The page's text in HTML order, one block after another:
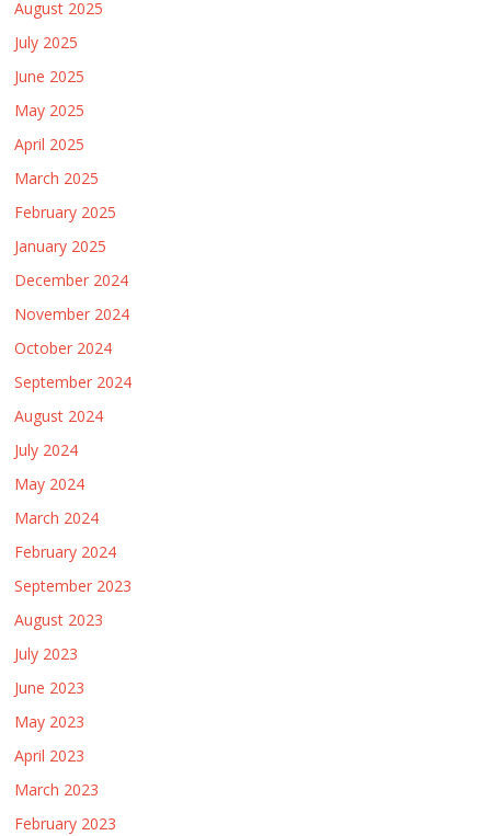
August 2025
July 2025
June 2025
May 2025
April 2025
March 2025
February 2025
January 2025
December 2024
November 2024
October 2024
September 2024
August 2024
July 2024
May 2024
March 2024
February 2024
September 2023
August 2023
July 2023
June 2023
May 2023
April 2023
March 2023
February 2023